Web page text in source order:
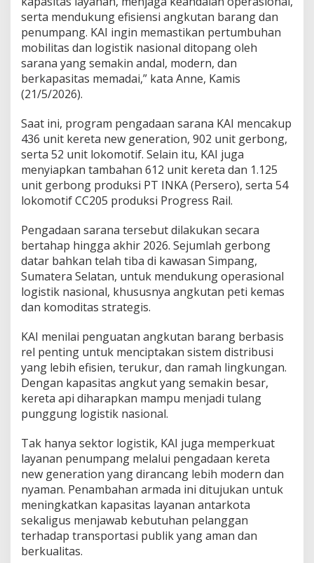
serta mendukung efisiensi angkutan barang dan
penumpang. KAI ingin memastikan pertumbuhan
mobilitas dan logistik nasional ditopang oleh
sarana yang semakin andal, modern, dan
berkapasitas memadai,” kata Anne, Kamis
(21/5/2026).
Saat ini, program pengadaan sarana KAI mencakup
436 unit kereta new generation, 902 unit gerbong,
serta 52 unit lokomotif. Selain itu, KAI juga
menyiapkan tambahan 612 unit kereta dan 1.125
unit gerbong produksi PT INKA (Persero), serta 54
lokomotif CC205 produksi Progress Rail.
Pengadaan sarana tersebut dilakukan secara
bertahap hingga akhir 2026. Sejumlah gerbong
datar bahkan telah tiba di kawasan Simpang,
Sumatera Selatan, untuk mendukung operasional
logistik nasional, khususnya angkutan peti kemas
dan komoditas strategis.
KAI menilai penguatan angkutan barang berbasis
rel penting untuk menciptakan sistem distribusi
yang lebih efisien, terukur, dan ramah lingkungan.
Dengan kapasitas angkut yang semakin besar,
kereta api diharapkan mampu menjadi tulang
punggung logistik nasional.
Tak hanya sektor logistik, KAI juga memperkuat
layanan penumpang melalui pengadaan kereta
new generation yang dirancang lebih modern dan
nyaman. Penambahan armada ini ditujukan untuk
meningkatkan kapasitas layanan antarkota
sekaligus menjawab kebutuhan pelanggan
terhadap transportasi publik yang aman dan
berkualitas.